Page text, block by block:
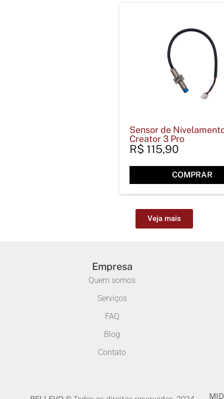
Sensor de
Creator 3 Pro
R$ 115,90
COMPRAR
Veja mais
Empresa
Quem somos
Serviços
FAQ
Blog
Contato